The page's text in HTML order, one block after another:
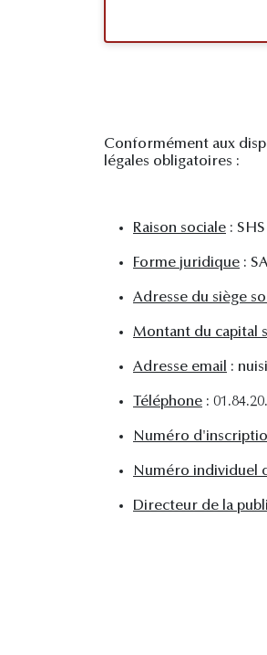
Conformément aux
légales obligatoires :
Raison sociale :
Forme juridique :
Adresse du siège
Montant du capital
Adresse email :
Téléphone :
Numéro
Numéro individuel
Directeur de la